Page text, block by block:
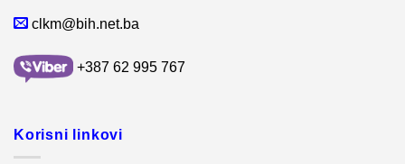
clkm@bih.net.ba
+387 62 995 767
Korisni linkovi